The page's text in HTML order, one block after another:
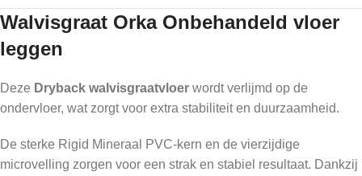
Walvisgraat Orka Onbehandeld vloer
leggen
Deze Dryback walvisgraatvloer wordt verlijmd op de
ondervloer, wat zorgt voor extra stabiliteit en duurzaamheid.
De sterke Rigid Mineraal PVC-kern en de vierzijdige
microvelling zorgen voor een strak en stabiel resultaat. Dankzij